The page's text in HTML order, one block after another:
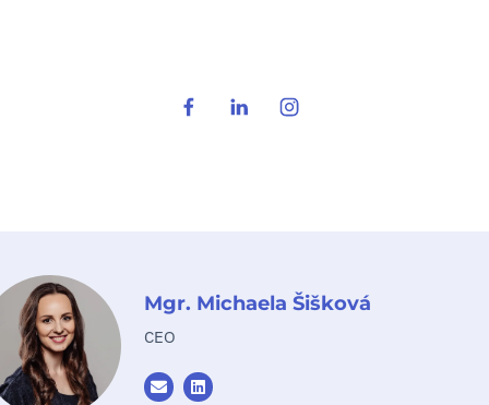
Mgr. Michaela Šišková
CEO